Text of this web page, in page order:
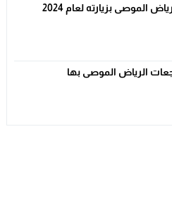
الموصى بزيارته لعام 2024